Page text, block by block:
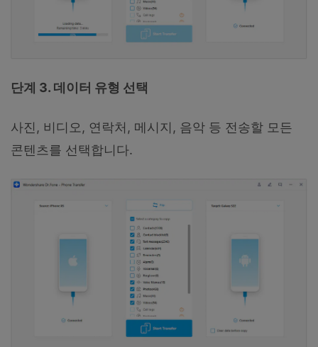
단계 3. 데이터 유형 선택
사진, 비디오, 연락처, 메시지, 음악 등 전송할 모든
콘텐츠를 선택합니다.